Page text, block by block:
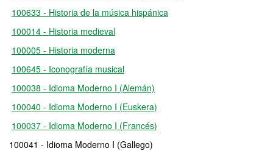
100633 - Historia de la música hispánica
100014 - Historia medieval
100005 - Historia moderna
100645 - Iconografía musical
100038 - Idioma Moderno I (Alemán)
100040 - Idioma Moderno I (Euskera)
100037 - Idioma Moderno I (Francés)
100041 - Idioma Moderno I (Gallego)